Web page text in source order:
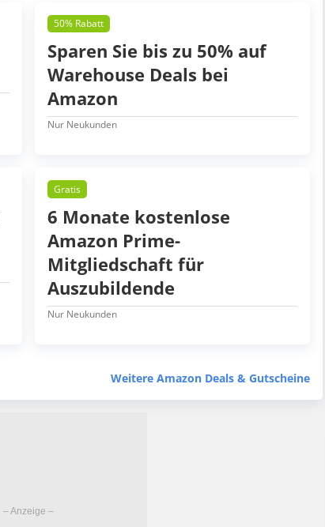
50% Rabatt
Sparen Sie bis zu 50% auf
Warehouse Deals bei
Amazon
Nur Neukunden
Gratis
6 Monate kostenlose
Amazon Prime-
Mitgliedschaft für
Auszubildende
Nur Neukunden
Weitere Amazon Deals & Gutscheine